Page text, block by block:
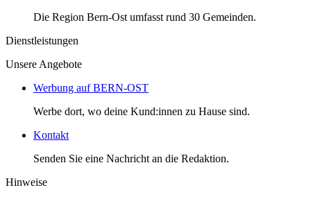
Die Region Bern-Ost umfasst rund 30 Gemeinden.
Dienstleistungen
Unsere Angebote
Werbung auf BERN-OST
Werbe dort, wo deine Kund:innen zu Hause sind.
Kontakt
Senden Sie eine Nachricht an die Redaktion.
Hinweise